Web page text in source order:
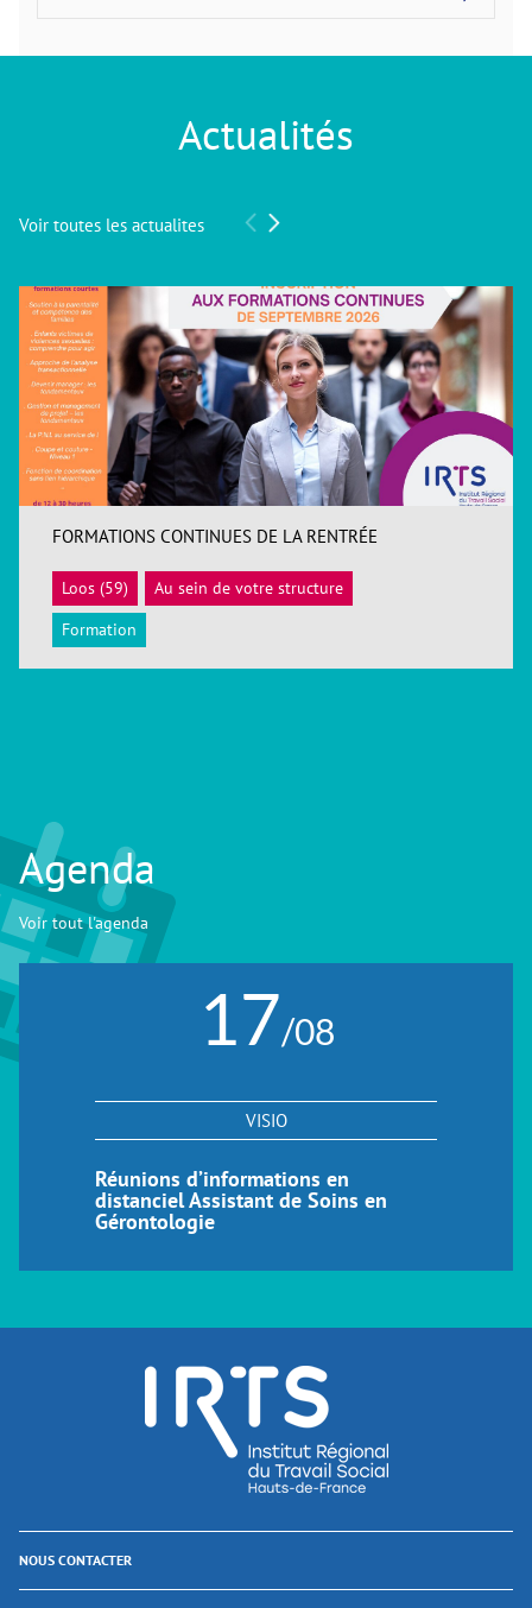
Actualités
Voir toutes les actualites
ACCÉDER
FORMATIONS CONTINUES DE LA RENTRÉE
Loos (59)
Au sein de votre structure
Formation
Agenda
Voir tout l'agenda
17/08
VISIO
Réunions d’informations en
distanciel Assistant de Soins en
Gérontologie
NOUS CONTACTER